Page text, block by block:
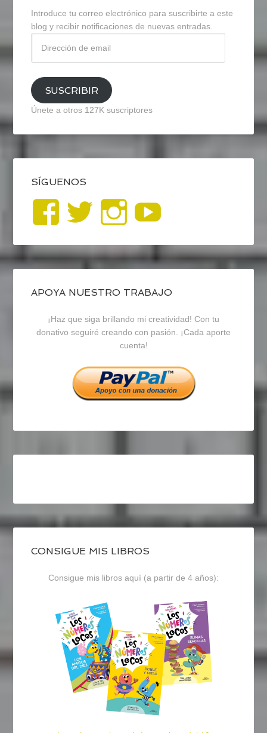
Introduce tu correo electrónico para suscribirte a este
blog y recibir notificaciones de nuevas entradas.
email
SUSCRIBIR
Únete a otros 127K suscriptores
SÍGUENOS
Ver
perfil
de
blogrecursosep
en
Facebook
Ver
perfil
de
recursosep
en
Twitter
Ver
perfil
de
recursosep
en
Instagram
APOYA NUESTRO TRABAJO
¡Haz que siga brillando mi creatividad! Con tu
donativo seguiré creando con pasión. ¡Cada aporte
cuenta!
CONSIGUE MIS LIBROS
Consigue mis libros aquí (a partir de 4 años):